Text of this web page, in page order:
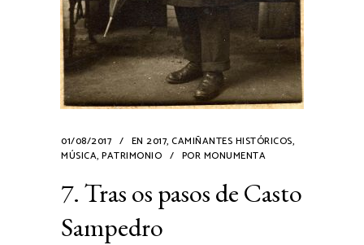
01/08/2017 EN 2017, CAMIÑANTES HISTÓRICOS,
MÚSICA, PATRIMONIO POR MONUMENTA
7. Tras os pasos de Casto
Sampedro